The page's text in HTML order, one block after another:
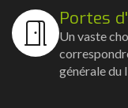
Portes
Un vaste
générale du